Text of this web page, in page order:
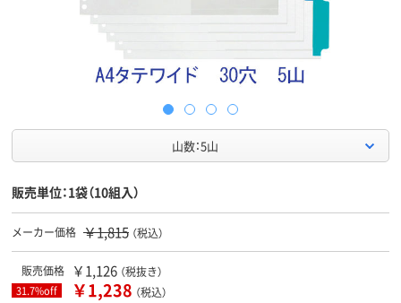
山数：5山
販売単位：1袋（10組入）
メーカー価格 ￥1,815 （税込）
販売価格 ￥1,126 （税抜き）
31.7%off ￥1,238 （税込）